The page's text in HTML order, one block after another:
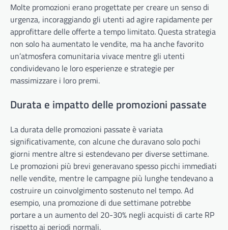
Molte promozioni erano progettate per creare un senso di
urgenza, incoraggiando gli utenti ad agire rapidamente per
approfittare delle offerte a tempo limitato. Questa strategia
non solo ha aumentato le vendite, ma ha anche favorito
un’atmosfera comunitaria vivace mentre gli utenti
condividevano le loro esperienze e strategie per
massimizzare i loro premi.
Durata e impatto delle promozioni passate
La durata delle promozioni passate è variata
significativamente, con alcune che duravano solo pochi
giorni mentre altre si estendevano per diverse settimane.
Le promozioni più brevi generavano spesso picchi immediati
nelle vendite, mentre le campagne più lunghe tendevano a
costruire un coinvolgimento sostenuto nel tempo. Ad
esempio, una promozione di due settimane potrebbe
portare a un aumento del 20-30% negli acquisti di carte RP
rispetto ai periodi normali.